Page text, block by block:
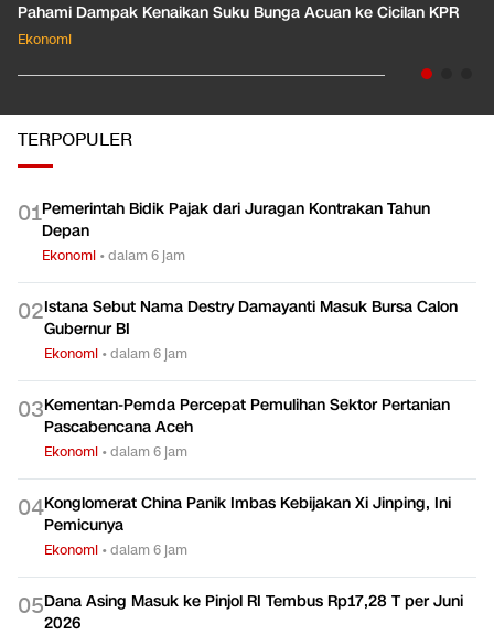
Pahami Dampak Kenaikan Suku Bunga Acuan ke Cicilan KPR
Ekonomi
TERPOPULER
01Pemerintah Bidik Pajak dari Juragan Kontrakan Tahun
Depan
Ekonomi •dalam 6 jam
02Istana Sebut Nama Destry Damayanti Masuk Bursa Calon
Gubernur BI
Ekonomi •dalam 6 jam
03Kementan-Pemda Percepat Pemulihan Sektor Pertanian
Pascabencana Aceh
Ekonomi •dalam 6 jam
04Konglomerat China Panik Imbas Kebijakan Xi Jinping, Ini
Pemicunya
Ekonomi •dalam 6 jam
05Dana Asing Masuk ke Pinjol RI Tembus Rp17,28 T per Juni
2026